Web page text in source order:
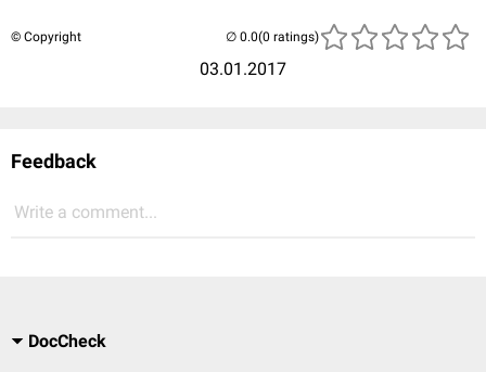
© Copyright
03.01.2017
(0 ratings)
Feedback
Write a comment...
DocCheck